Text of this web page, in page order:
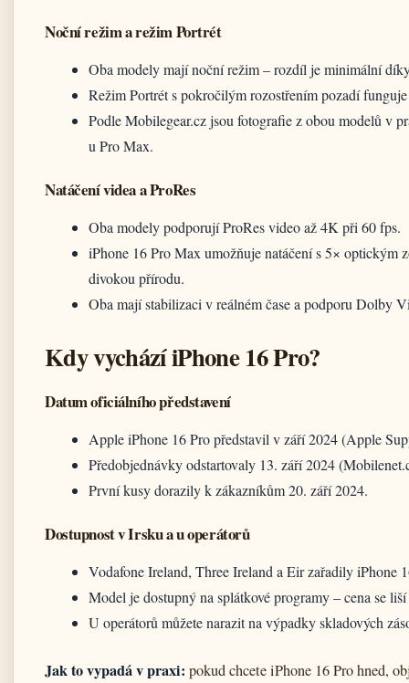
Noční režim a režim Portrét
Oba modely mají noční režim – rozdíl je minimální
Režim Portrét s pokročilým rozostřením pozadí
Podle Mobilegear.cz jsou fotografie z obou modelů v
u Pro Max.
Natáčení videa a ProRes
Oba modely podporují ProRes video až 4K při 60 fps.
iPhone 16 Pro Max umožňuje natáčení s 5× optickým
divokou přírodu.
Oba mají stabilizaci v reálném čase a podporu Dolby
Kdy vychází iPhone 16 Pro?
Datum oficiálního představení
Apple iPhone 16 Pro představil v září 2024 (Apple
Předobjednávky odstartovaly 13. září 2024
První kusy dorazily k zákazníkům 20. září 2024.
Dostupnost v Irsku a u operátorů
Vodafone Ireland, Three Ireland a Eir zařadily iPhone
Model je dostupný na splátkové programy – cena se
U operátorů můžete narazit na výpadky skladových
Jak to vypadá v praxi: pokud chcete iPhone 16 Pro hned,